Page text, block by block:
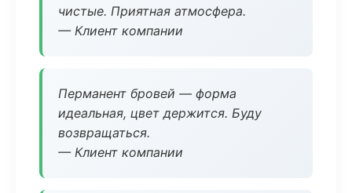
чистые. Приятная атмосфера.
— Клиент компании
Перманент бровей — форма
идеальная, цвет держится. Буду
возвращаться.
— Клиент компании